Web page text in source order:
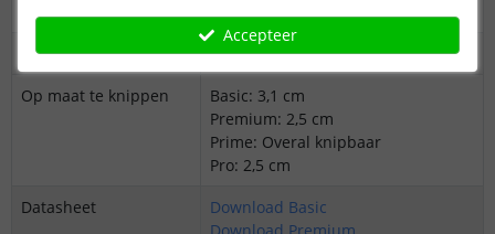
Garantie
5 jaar
Op maat te knippen
Basic: 3,1 cm
Premium: 2,5 cm
Prime: Overal knipbaar
Pro: 2,5 cm
Datasheet
Download Basic
Download Premium
Accepteer